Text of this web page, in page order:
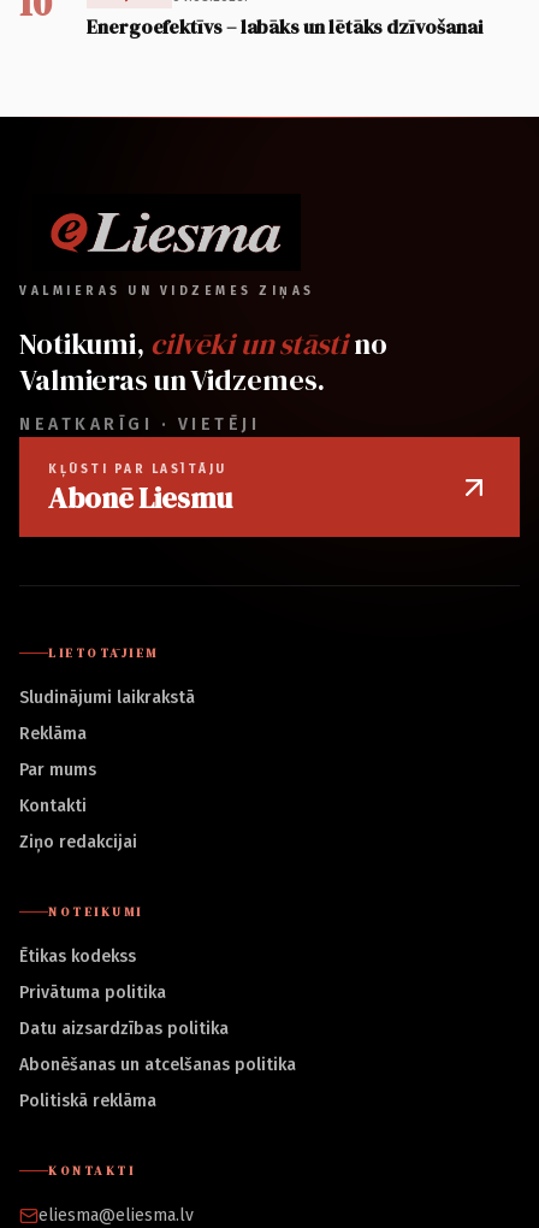
Energoefektīvs – labāks un lētāks dzīvošanai
VALMIERAS UN VIDZEMES ZIŅAS
Notikumi, cilvēki un stāstino
Valmieras un Vidzemes.
NEATKARĪGI · VIETĒJI
KĻŪSTI PAR LASĪTĀJU
Abonē Liesmu
LIETOTĀJIEM
Sludinājumi laikrakstā
Reklāma
Par mums
Kontakti
Ziņo redakcijai
NOTEIKUMI
Ētikas kodekss
Privātuma politika
Datu aizsardzības politika
Abonēšanas un atcelšanas politika
Politiskā reklāma
KONTAKTI
eliesma@eliesma.lv